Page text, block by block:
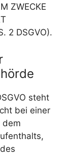
ZWECKE
2 DSGVO).
steht
bei einer
dem